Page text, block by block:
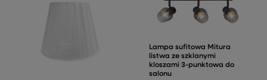
Lampa sufitowa Mitura
listwa ze szklanymi
kloszami 3-punktowa do
salonu